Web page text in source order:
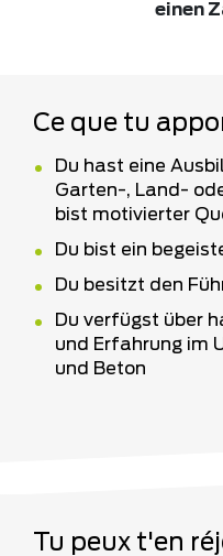
einen
Ce que tu
Du hast eine
Garten-, Land-
bist motivierter
Du bist ein
Du besitzt den
Du verfügst über
und Erfahrung im
und Beton
Tu peux t'en